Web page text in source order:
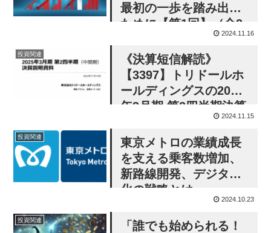
最初の一歩を踏み出す
ために【第1回】（全3
2024.11.16
投資関連
《決算短信解読》
【3397】トリドールホ
ールディングスの2025
年3月期 第2四半期決算
分析：国内成長と海外
課題のバランス
2024.11.15
投資関連
東京メトロの業績成長
を支える乗客数増加、
新路線開発、デジタル
化の戦略とは
2024.10.23
投資関連
「誰でも始められる！